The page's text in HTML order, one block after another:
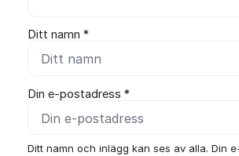
Ditt namn *
Din e-postadress *
Ditt namn och inlägg kan ses av alla. Din